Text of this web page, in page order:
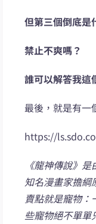
但第三個倒底是
禁止不爽嗎？
誰可以解答我這
最後，就是有一
https://
《龍神傳說》
知名漫畫家擔綱
賣點就是寵物
些寵物絕不單單